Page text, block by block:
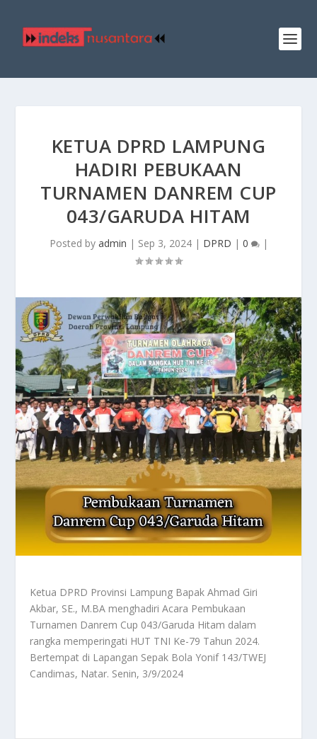
KETUA DPRD LAMPUNG
HADIRI PEBUKAAN
TURNAMEN DANREM CUP
043/GARUDA HITAM
Posted by admin | Sep 3, 2024| DPRD | 0 |
Ketua DPRD Provinsi Lampung Bapak Ahmad Giri
Akbar, SE., M.BA menghadiri Acara Pembukaan
Turnamen Danrem Cup 043/Garuda Hitam dalam
rangka memperingati HUT TNI Ke-79 Tahun 2024.
Bertempat di Lapangan Sepak Bola Yonif 143/TWEJ
Candimas, Natar. Senin, 3/9/2024